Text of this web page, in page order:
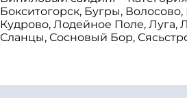
Бокситогорск, Бугры,
Кудрово, Лодейное Поле, Луга,
Сланцы, Сосновый Бор,